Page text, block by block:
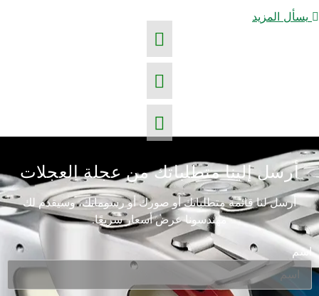
يسأل المزيد
أرسل إلينا متطلباتك من عجلة العجلات
أرسل لنا قائمة متطلباتك أو صورك أو رسوماتك، وسيقدم لك
مهندسونا عرض أسعار سريعًا.
اسم